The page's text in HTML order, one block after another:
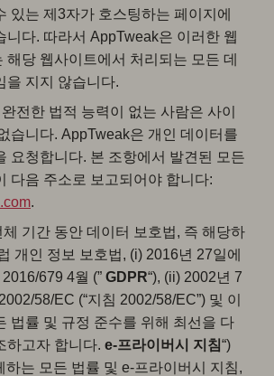
있는 제3자가 호스팅하는 페이지에
니다. 따라서 AppTweak은 이러한 웹
해당 웹사이트에서 처리되는 모든 데
을 지지 않습니다.
전한 법적 능력이 없는 사람은 사이
습니다. AppTweak은 개인 데이터를
요청합니다. 본 조항에서 발견된 모든
다음 주소로 보고되어야 합니다:
.
기간 동안 데이터 보호법, 즉 해당하
개인 정보 보호법, (i) 2016년 27일에
679 4월 (” GDPR“), (ii) 2002년 7
58/EC (“지침 2002/58/EC”) 및 이
법률 및 규정 준수를 위해 최선을 다
하고자 합니다. e-프라이버시 지침“)
하는 모든 법률 및 e-프라이버시 지침,